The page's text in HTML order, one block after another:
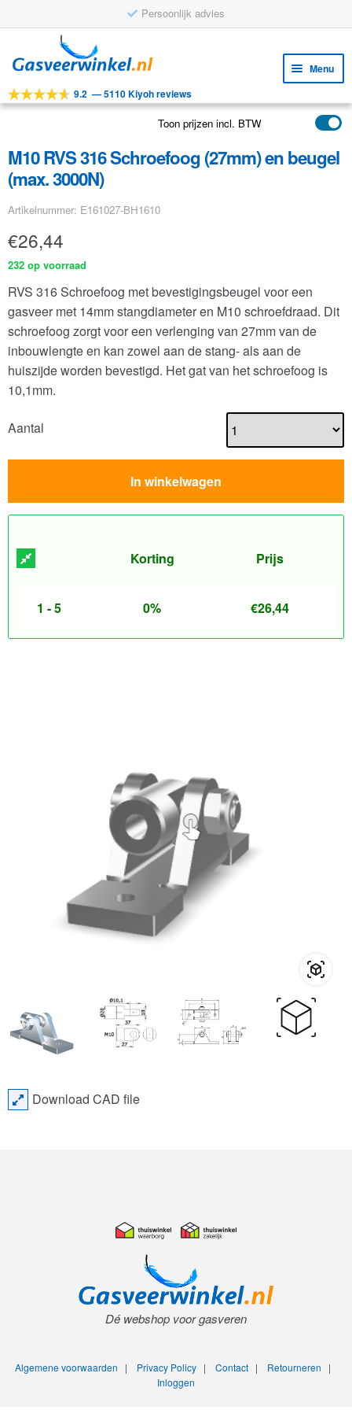
Persoonlijk advies
door
navigatie
naar
inhoud
Menu
Tools
Toepassingen
Klantenservice
9.2 —5110 Kiyoh reviews
Toon prijzen incl. BTW
M10 RVS 316 Schroefoog (27mm) en beugel
(max. 3000N)
Artikelnummer: E161027-BH1610
€26,44
232 op voorraad
RVS 316 Schroefoog met bevestigingsbeugel voor een
gasveer met 14mm stangdiameter en M10 schroefdraad. Dit
schroefoog zorgt voor een verlenging van 27mm van de
inbouwlengte en kan zowel aan de stang- als aan de
huiszijde worden bevestigd. Het gat van het schroefoog is
10,1mm.
Aantal
In winkelwagen
Korting Prijs
1 - 5 0% €26,44
Download CAD file
Dé webshop voor gasveren
Algemene voorwaarden | Privacy Policy| Contact| Retourneren |
Inloggen